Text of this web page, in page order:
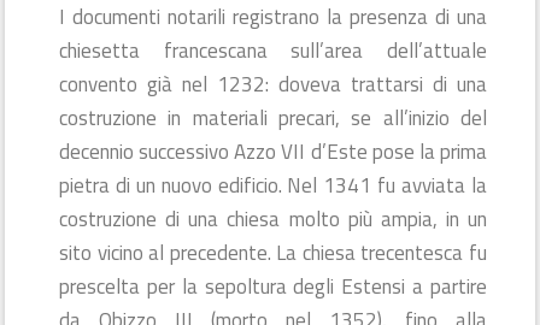
I documenti notarili registrano la presenza di una
chiesetta francescana sull’area dell’attuale
convento già nel 1232: doveva trattarsi di una
costruzione in materiali precari, se all’inizio del
decennio successivo Azzo VII d’Este pose la prima
pietra di un nuovo edificio. Nel 1341 fu avviata la
costruzione di una chiesa molto più ampia, in un
sito vicino al precedente. La chiesa trecentesca fu
prescelta per la sepoltura degli Estensi a partire